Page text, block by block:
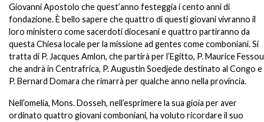
Giovanni Apostolo che quest’anno festeggia i cento anni di
fondazione. È bello sapere che quattro di questi giovani vivranno il
loro ministero come sacerdoti diocesani e quattro partiranno da
questa Chiesa locale per la missione ad gentes come comboniani. Si
tratta di P. Jacques Amlon, che partirà per l’Egitto, P. Maurice Fessou
che andrà in Centrafrica, P. Augustin Soedjede destinato al Congo e
P. Bernard Domara che rimarrà per qualche anno nella provincia.
Nell’omelia, Mons. Dosseh, nell’esprimere la sua gioia per aver
ordinato quattro giovani comboniani, ha voluto ricordare il suo